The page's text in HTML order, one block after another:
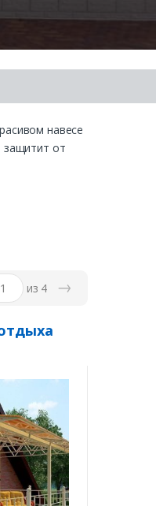
навесе
защитит от
из 4 →